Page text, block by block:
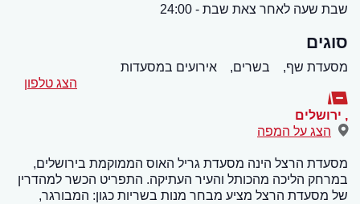
שבת שעה לאחר צאת שבת - 24:00
סוגים
מסעדת שף, בשרים,
אירועים במסעדות
הצג טלפון
, ירושלים
הצג על המפה
מסעדת הרצל הינה מסעדת גריל האוס הממוקמת בירושלים,
במרחק הליכה מהכותל והעיר העתיקה. התפריט הכשר למהדרין
של מסעדת הרצל מציע מבחר מנות בשריות כגון: המבורגר,